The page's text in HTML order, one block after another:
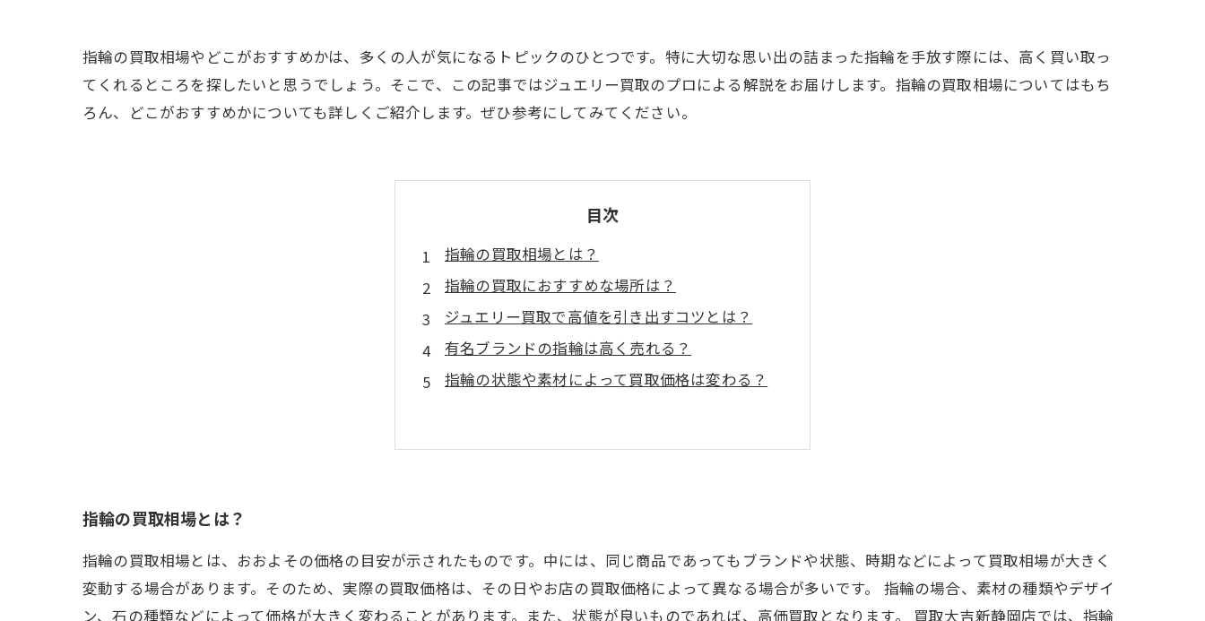
指輪の買取相場やどこがおすすめかは、多くの人が気になるトピックのひとつです。特に大切な思い出の詰まった指輪を手放す際には、高く買い取っ
てくれるところを探したいと思うでしょう。そこで、この記事ではジュエリー買取のプロによる解説をお届けします。指輪の買取相場についてはもち
ろん、どこがおすすめかについても詳しくご紹介します。ぜひ参考にしてみてください。
目次
指輪の買取相場とは？
指輪の買取におすすめな場所は？
ジュエリー買取で高値を引き出すコツとは？
有名ブランドの指輪は高く売れる？
指輪の状態や素材によって買取価格は変わる？
指輪の買取相場とは？
指輪の買取相場とは、おおよその価格の目安が示されたものです。中には、同じ商品であってもブランドや状態、時期などによって買取相場が大きく
変動する場合があります。そのため、実際の買取価格は、その日やお店の買取価格によって異なる場合が多いです。 指輪の場合、素材の種類やデザイ
ン、石の種類などによって価格が大きく変わることがあります。また、状態が良いものであれば、高価買取となります。 買取大吉新静岡店では、指輪